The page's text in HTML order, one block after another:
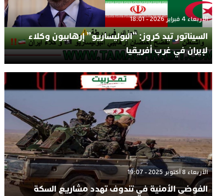
الأربعاء 4 فبراير 2026 - 18:01
السيناتور تيد كروز: “البوليساريو” إرهابيون وكلاء
لإيران في غرب أفريقيا
الأربعاء 8 أكتوبر 2025 - 19:07
الفوضى الأمنية في تندوف تهدد مشاريع السكة